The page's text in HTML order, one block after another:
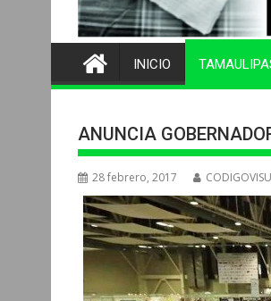
INICIO
ANUNCIA
28 febrero, 2017